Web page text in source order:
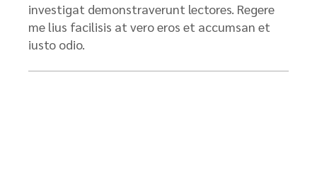
investigat demonstraverunt lectores. Regere
me lius facilisis at vero eros et accumsan et
iusto odio.